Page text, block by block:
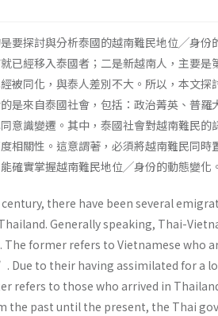
要探討與分析泰國的越南難民地位╱身
已經移入泰國者；二是新越南人，主要
被同化，與泰人差別不大。所以，本文
是來自泰國社會，包括：政治菁英、普
意識變遷。其中，泰國社會對越南難民
相關性。這意謂著，必須將越南難民同
確實掌握越南難民地位╱身份的動態變化。
there have been several
Generally speaking, Thai-
The former refers to Vietnamese who
Due to their having assimilated for
refers to those who arrived in
the past until the present, the Thai